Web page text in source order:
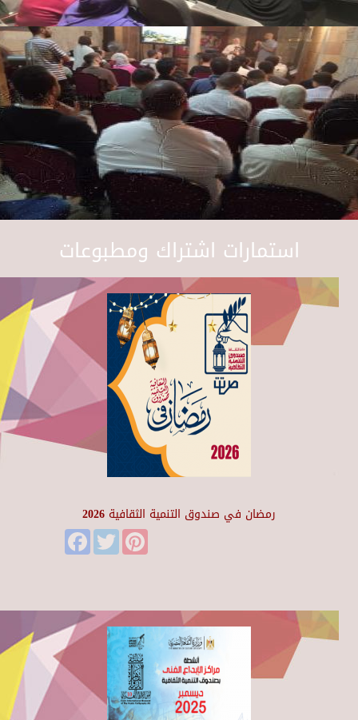
استمارات اشتراك ومطبوعات
رمضان في صندوق التنمية الثقافية 2026
FacebookTwitter